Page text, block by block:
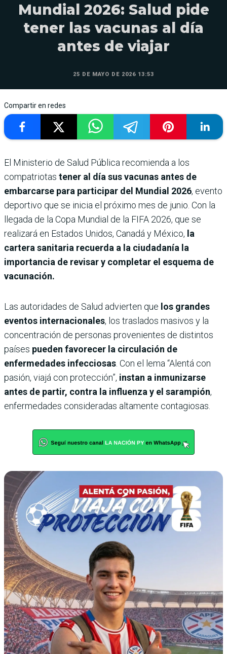
Mundial 2026: Salud pide
tener las vacunas al día
antes de viajar
25 DE MAYO DE 2026 13:53
Compartir en redes
El Ministerio de Salud Pública recomienda a los
compatriotas tener al día sus vacunas antes de
embarcarse para participar del Mundial 2026, evento
deportivo que se inicia el próximo mes de junio. Con la
llegada de la Copa Mundial de la FIFA 2026, que se
realizará en Estados Unidos, Canadá y México, la
cartera sanitaria recuerda a la ciudadanía la
importancia de revisar y completar el esquema de
vacunación.
Las autoridades de Salud advierten que los grandes
eventos internacionales, los traslados masivos y la
concentración de personas provenientes de distintos
países pueden favorecer la circulación de
enfermedades infecciosas . Con el lema “Alentá con
pasión, viajá con protección”, instan a inmunizarse
antes de partir, contra la influenza y el sarampión,
enfermedades consideradas altamente contagiosas.